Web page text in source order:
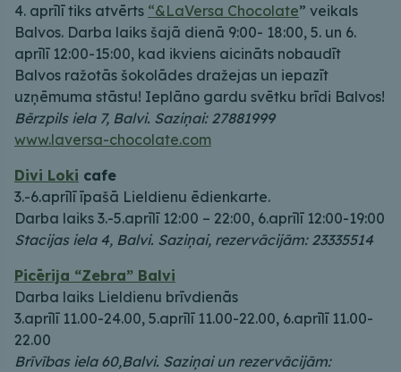
4. aprīlī tiks atvērts “&LaVersa Chocolate” veikals
Balvos. Darba laiks šajā dienā 9:00- 18:00, 5. un 6.
aprīlī 12:00-15:00, kad ikviens aicināts nobaudīt
Balvos ražotās šokolādes dražejas un iepazīt
uzņēmuma stāstu! Ieplāno gardu svētku brīdi Balvos!
Bērzpils iela 7, Balvi. Saziņai: 27881999
www.laversa-chocolate.com
Divi Loki cafe
3.-6.aprīlī īpašā Lieldienu ēdienkarte.
Darba laiks 3.-5.aprīlī 12:00 – 22:00, 6.aprīlī 12:00-19:00
Stacijas iela 4, Balvi. Saziņai, rezervācijām: 23335514
Picērija “Zebra” Balvi
Darba laiks Lieldienu brīvdienās
3.aprīlī 11.00-24.00, 5.aprīlī 11.00-22.00, 6.aprīlī 11.00-
22.00
Brīvības iela 60,Balvi. Saziņai un rezervācijām: